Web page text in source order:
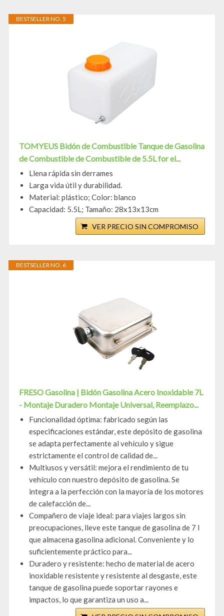
BESTSELLER NO. 5
TOMYEUS Bidón de Combustible Tanque de Gasolina
de Combustible de Combustible de 5.5L for el...
Llena rápida sin derrames
Larga vida útil y durabilidad.
Material: plástico; Color: blanco
Capacidad: 5.5L; Tamaño: 28x13x13cm
VER PRECIO SIN COMPROMISO
BESTSELLER NO. 6
FRESO Gasolina | Bidón Gasolina Acero Inoxidable 7L
- Montaje Duradero Montaje Universal, Reemplazo...
Funcionalidad óptima: fabricado según las
especificaciones estándar, este depósito de gasolina
se adapta perfectamente al vehículo y sigue
estrictamente el control de calidad de...
Multiusos y versátil: mejora el rendimiento de tu
vehículo con nuestro depósito de gasolina. Se
integra a la perfección con la mayoría de los motores
de calefacción de...
Compañero de viaje ideal: para viajes largos sin
preocupaciones, lleve este tanque de gasolina de 7 l
que almacena gasolina adicional. Conveniente y lo
suficientemente práctico para...
Duradero y resistente: hecho de material de acero
inoxidable resistente y resistente al desgaste, este
tanque de gasolina puede soportar rayones e
impactos, lo que garantiza un uso a...